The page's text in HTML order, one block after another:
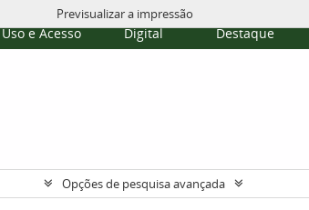
Políticas de
Uso e Acesso
Repositório
Digital
Destaque
Previsualizar a impressão
Opções de pesquisa avançada